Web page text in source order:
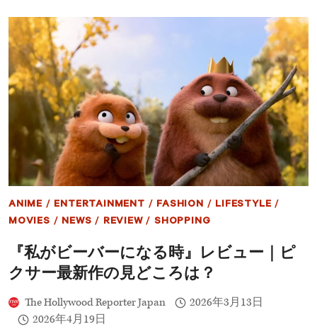
ッ
ト
2』
海
外
レ
ビ
ュ
ー
ス
ケ
ル
拡
も
前
作
撃
は
ANIME / ENTERTAINMENT / FASHION / LIFESTYLE /
MOVIES / NEWS / REVIEW/SHOPPING
『私がビーバーになる時』レビュー｜ピ
クサー最新作の見どころは？
The Hollywood Reporter Japan
2026年3月13日
2026年4月19日